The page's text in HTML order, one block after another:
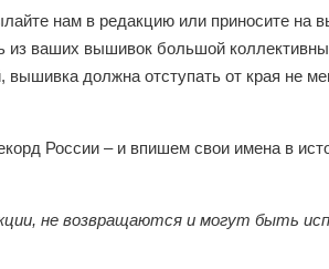
нам в редакцию или приносите на
из ваших вышивок большой
вышивка должна отступать от края не
России – и впишем свои имена в
не возвращаются и могут быть